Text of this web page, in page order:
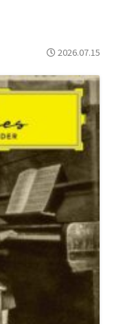
2026.07.15